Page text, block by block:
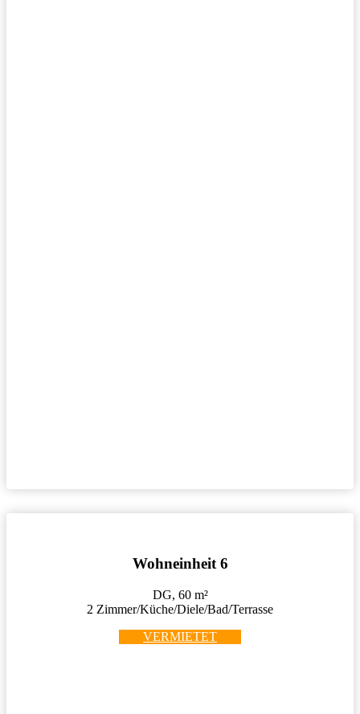
Wohneinheit 6
DG, 60 m²
2 Zimmer/Küche/Diele/Bad/Terrasse
VERMIETET